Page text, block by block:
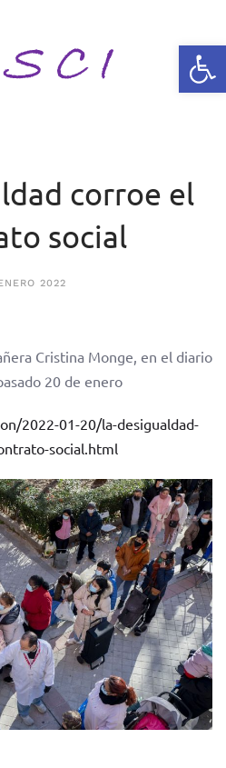
Abrir
corroe el
social
2022
Cristina Monge, en el diario
20 de enero
2022-01-20/la-desigualdad-
social.html